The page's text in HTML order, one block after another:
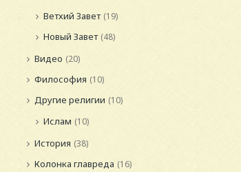
Ветхий Завет (19)
Новый Завет (48)
Видео (20)
Философия (10)
Другие религии (10)
Ислам (10)
История (38)
Колонка главреда (16)